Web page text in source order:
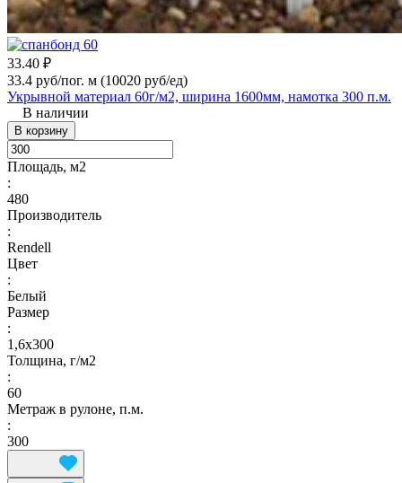
33.40 ₽
33.4 руб/пог. м (10020 руб/eд)
Укрывной материал 60г/м2, ширина 1600мм, намотка 300 п.м.
В наличии
В корзину
Площадь, м2
:
480
Производитель
:
Rendell
Цвет
:
Белый
Размер
:
1,6х300
Толщина, г/м2
:
60
Метраж в рулоне, п.м.
:
300